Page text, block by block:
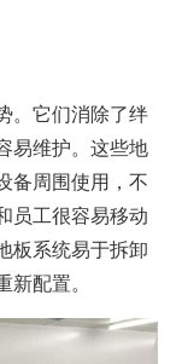
。它们消除了绊
易维护。这些地
备周围使用，不
员工很容易移动
板系统易于拆卸
配置。